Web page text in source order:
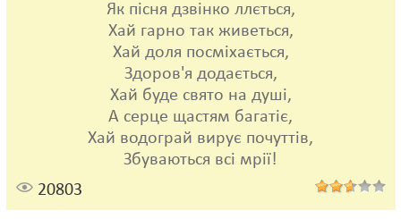
Як пісня дзвінко ллється,
Хай гарно так живеться,
Хай доля посміхається,
Здоров'я додається,
Хай буде свято на душі,
А серце щастям багатіє,
Хай водограй вирує почуттів,
Збуваються всі мрії!
20803